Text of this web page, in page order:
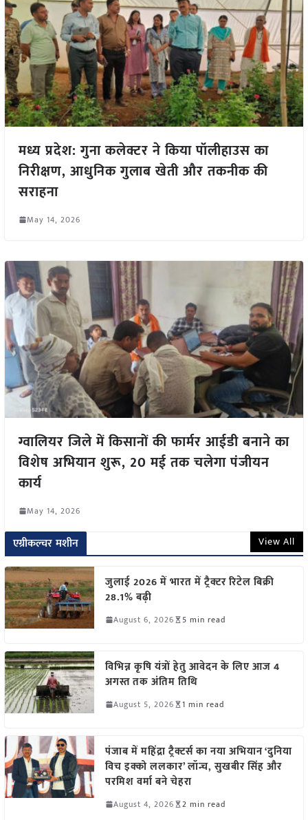
मध्य प्रदेश: गुना कलेक्टर ने किया पॉलीहाउस का
निरीक्षण, आधुनिक गुलाब खेती और तकनीक की
सराहना
May 14, 2026
ग्वालियर जिले में किसानों की फार्मर आईडी बनाने का
विशेष अभियान शुरू, 20 मई तक चलेगा पंजीयन
कार्य
May 14, 2026
एग्रीकल्चर मशीन View All
जुलाई 2026 में भारत में ट्रैक्टर रिटेल बिक्री
28.1% बढ़ी
August 6, 2026 5 min read
विभिन्न कृषि यंत्रों हेतु आवेदन के लिए आज 4
अगस्त तक अंतिम तिथि
August 5, 2026 1 min read
पंजाब में महिंद्रा ट्रैक्टर्स का नया अभियान ‘दुनिया
विच इक्को ललकार’ लॉन्च, सुखबीर सिंह और
परमिश वर्मा बने चेहरा
August 4, 2026 2 min read